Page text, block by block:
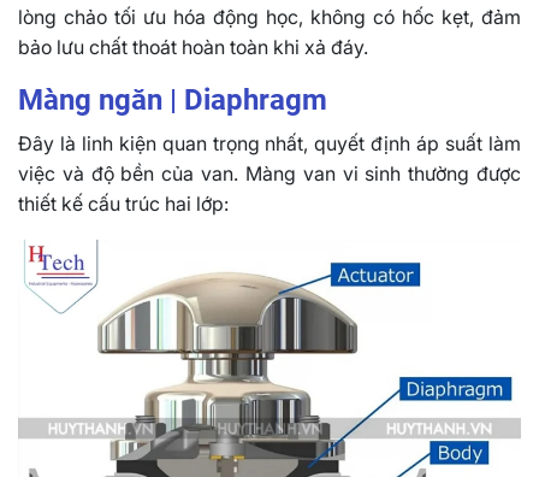
lòng chảo tối ưu hóa động học, không có hốc kẹt, đảm
bảo lưu chất thoát hoàn toàn khi xả đáy.
Màng ngăn | Diaphragm
Đây là linh kiện quan trọng nhất, quyết định áp suất làm
việc và độ bền của van. Màng van vi sinh thường được
thiết kế cấu trúc hai lớp: